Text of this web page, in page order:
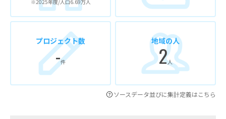
※2025年度/人口6.69万人
プロジェクト数
-件
地域の人
2人
ソースデータ並びに集計定義はこちら